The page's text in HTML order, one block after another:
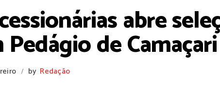
abre
de Camaçari
/ by Redação